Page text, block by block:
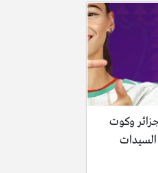
وكوت
السيدات